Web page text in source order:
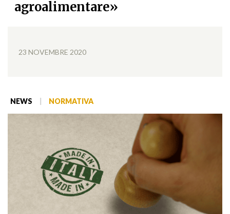
agroalimentare»
23 NOVEMBRE 2020
NEWS NORMATIVA